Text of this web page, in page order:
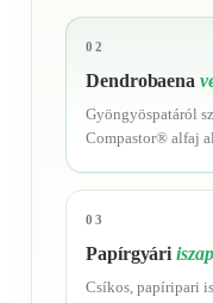
02
Dendrobaena
Gyöngyöspatáról
Compastor® alfaj
03
Papírgyári
Csíkos, papíripari